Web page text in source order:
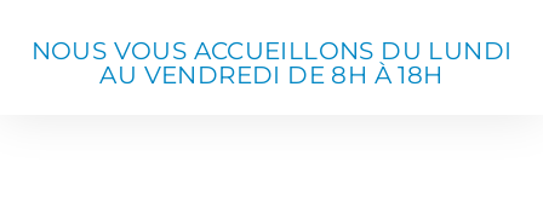
NOUS VOUS ACCUEILLONS DU LUNDI
AU VENDREDI DE 8H À 18H